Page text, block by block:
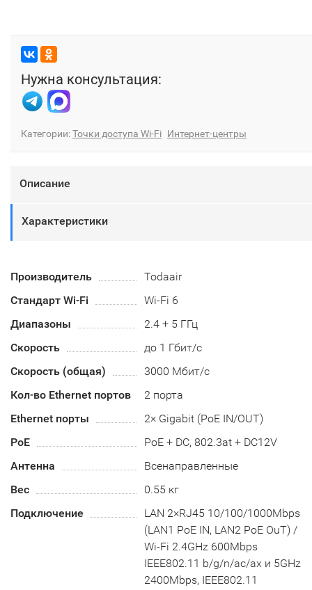
Нужна консультация:
Категории:Точки доступа Wi-Fi Интернет-центры
Описание
Характеристики
Производитель
Todaair
Стандарт Wi-Fi
Wi-Fi 6
Диапазоны
2.4 + 5 ГГц
Скорость
до 1 Гбит/с
Скорость (общая)
3000 Мбит/с
Кол-во Ethernet портов
2 порта
Ethernet порты
2× Gigabit (PoE IN/OUT)
PoE
PoE + DC, 802.3at + DC12V
Антенна
Всенаправленные
Вес
0.55 кг
Подключение
LAN 2×RJ45 10/100/1000Mbps
(LAN1 PoE IN, LAN2 PoE OuT) /
Wi-Fi 2.4GHz 600Mbps
IEEE802.11 b/g/n/ac/ax и 5GHz
2400Mbps, IEEE802.11